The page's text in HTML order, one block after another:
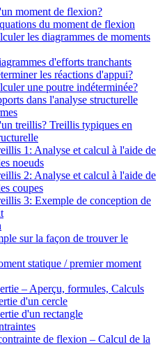
moment de flexion?
du moment de flexion
les diagrammes de moments
d'efforts tranchants
les réactions d'appui?
une poutre indéterminée?
dans l'analyse structurelle
treillis? Treillis typiques en
1: Analyse et calcul à l'aide de
noeuds
2: Analyse et calcul à l'aide de
coupes
3: Exemple de conception de
sur la façon de trouver le
statique / premier moment
– Aperçu, formules, Calculs
d'un cercle
d'un rectangle
de flexion – Calcul de la